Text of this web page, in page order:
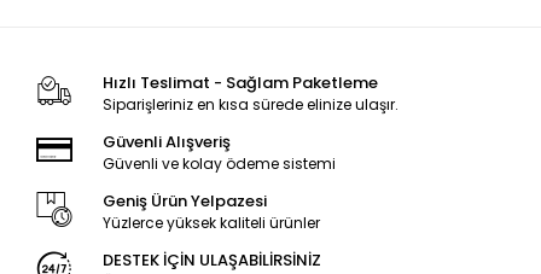
05, LM41-00977A,
00978A,
Hızlı Teslimat - Sağlam Paketleme
Siparişleriniz en kısa sürede elinize ulaşır.
Güvenli Alışveriş
Güvenli ve kolay ödeme sistemi
Geniş Ürün Yelpazesi
Yüzlerce yüksek kaliteli ürünler
DESTEK İÇİN ULAŞABİLİRSİNİZ